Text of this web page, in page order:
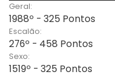
Geral:
1988º - 325 Pontos
Escalão:
276º - 458 Pontos
Sexo:
1519º - 325 Pontos